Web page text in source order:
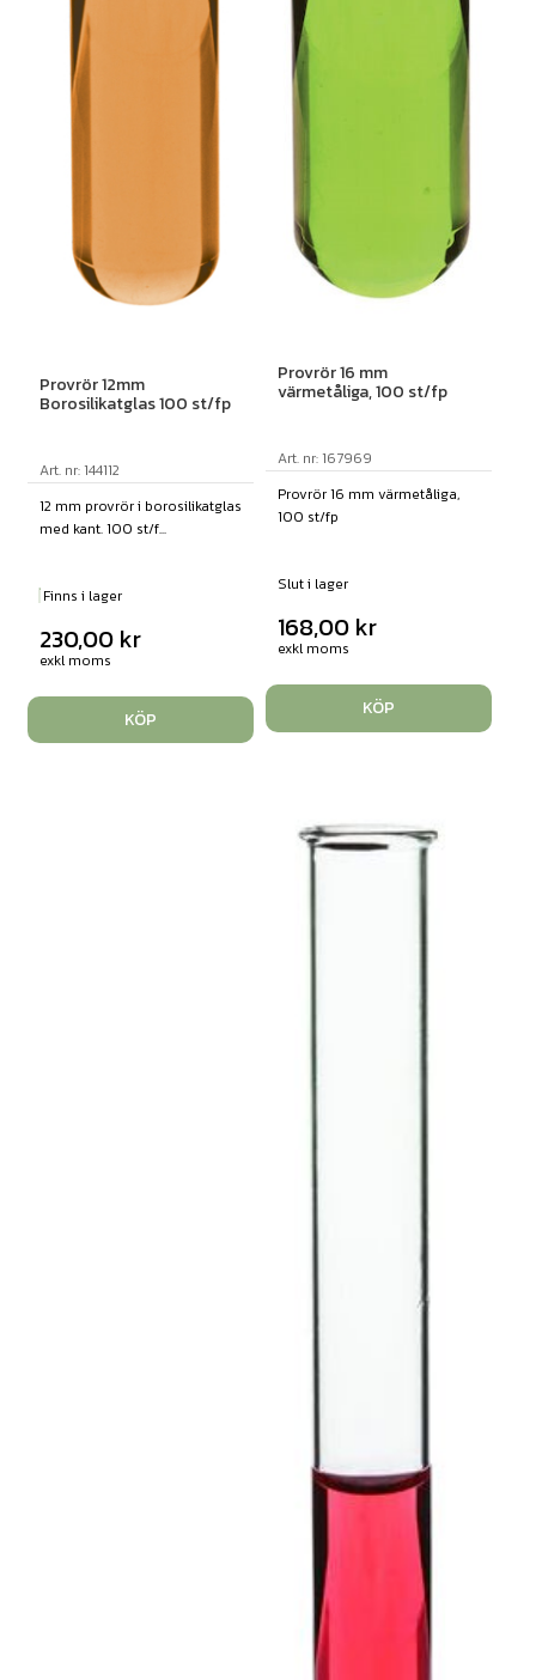
Provrör 12mm
Borosilikatglas 100 st/fp
Art. nr: 144112
12 mm provrör i borosilikatglas
med kant. 100 st/f...
Finns i lager
230,00 kr
exkl moms
KÖP
Provrör 16 mm
värmetåliga, 100 st/fp
Art. nr: 167969
Provrör 16 mm värmetåliga,
100 st/fp
Slut i lager
168,00 kr
exkl moms
KÖP